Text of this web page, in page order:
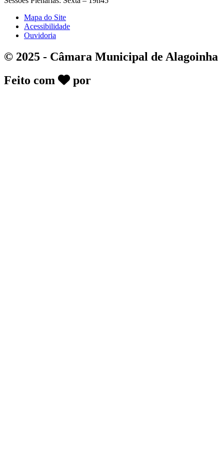
Mapa do Site
Acessibilidade
Ouvidoria
© 2025 - Câmara Municipal de Alagoinha
Feito com
por